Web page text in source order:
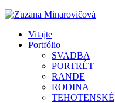
Vitajte
Portfólio
SVADBA
PORTRÉT
RANDE
RODINA
TEHOTENSKÉ